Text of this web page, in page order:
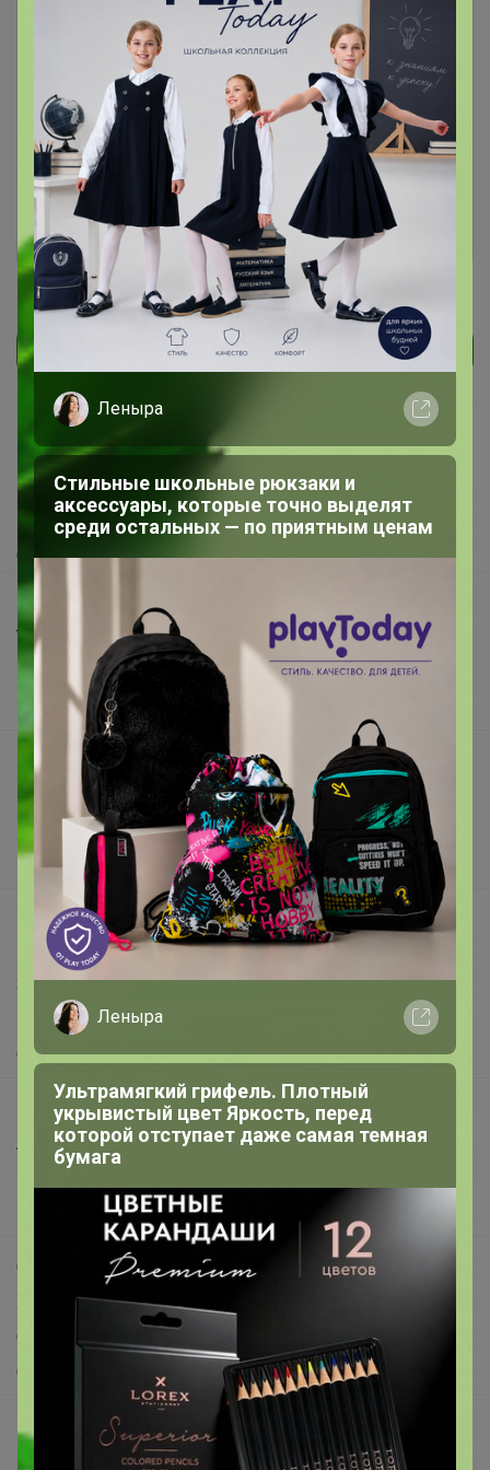
Чтобы ответить или задать вопрос
необходимо авторизоваться на сайте
Это займет меньше минуты
Зарегистрироваться
Как здесь все устроено?
Как сделать заказ?
Как получить?
Доставка
Торговые марки
Наша команда
В наличии
Подарочные сертификаты
Реклама на сайте
Поставщикам
Вакансии
support@24-ok.ru
Написать в поддержку
Защита покупателя
Помощь
О нас
Все предложения
Анонсы
Поддержка альпак
Самое выгодное
Хиты продаж
Самое желанное
Самое быстрое
Начать зарабатывать с 24-ok
Picabox.ru - Лучшее место для ваших изображений
Леныра
Стильные школьные рюкзаки и
аксессуары, которые точно выделят
среди остальных — по приятным ценам
Леныра
Ультрамягкий грифель. Плотный
укрывистый цвет Яркость, перед
которой отступает даже самая темная
бумага